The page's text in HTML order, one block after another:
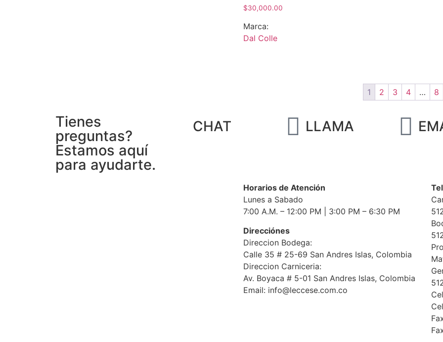
$30,000.00
Marca:
Dal Colle
1 2 3 4 … 8
Tienes
preguntas?
Estamos aquí
para ayudarte.
CHAT LLAMA
Horarios de Atención
Lunes a Sabado
7:00 A.M. – 12:00 PM | 3:00 PM – 6:30 PM
Direcciónes
Direccion Bodega:
Calle 35 # 25-69 San Andres Islas, Colombia
Direccion Carniceria:
Av. Boyaca # 5-01 San Andres Islas, Colombia
Email: info@leccese.com.co